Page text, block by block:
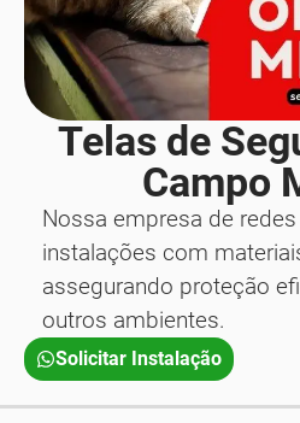
Telas de
Campo
Nossa empresa de
instalações com
assegurando proteção
outros ambientes.
Solicitar Instalação